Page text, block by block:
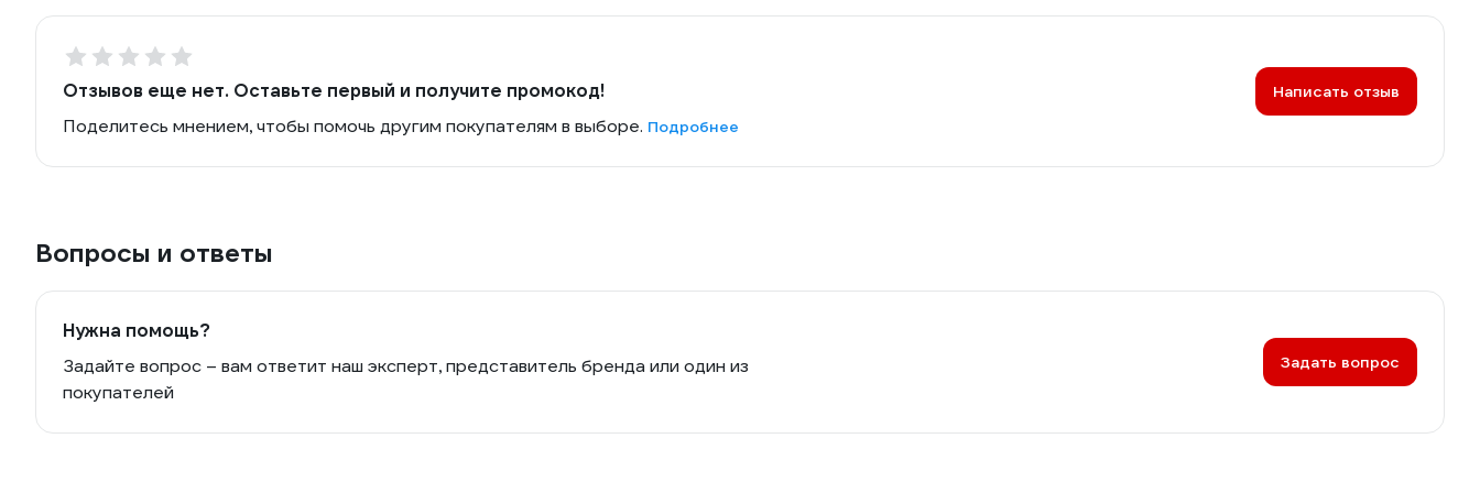
Отзывов еще нет. Оставьте первый и получите промокод!
Поделитесь мнением, чтобы помочь другим покупателям в выборе. Подробнее
Написать отзыв
Вопросы и ответы
Нужна помощь?
Задайте вопрос – вам ответит наш эксперт, представитель бренда или один из
покупателей
Задать вопрос